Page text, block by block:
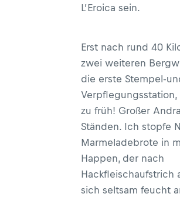
L’Eroica sein.
Erst nach rund 40
zwei weiteren
die erste Stempel-
zu früh! Großer
Ständen. Ich stopfe
Marmeladebrote in
Happen, der nach
Hackfleischaufstrich
sich seltsam feucht